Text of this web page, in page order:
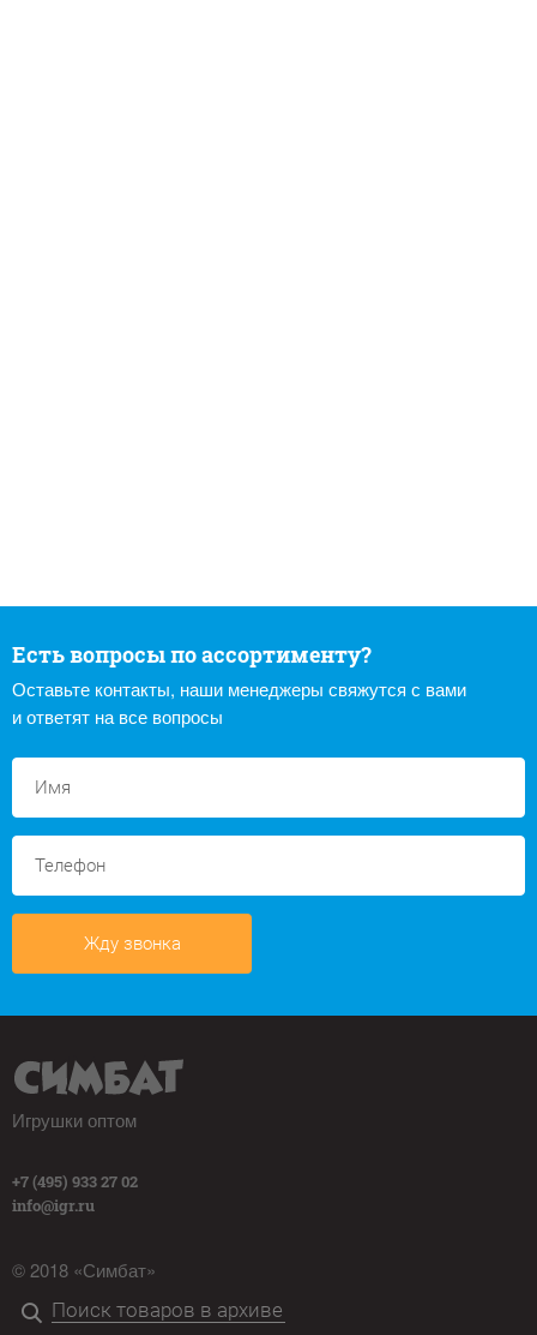
Есть вопросы по ассортименту?
Оставьте контакты, наши менеджеры свяжутся с вами
и ответят на все вопросы
Жду звонка
Игрушки оптом
+7 (495) 933 27 02
info@igr.ru
© 2018 «Симбат»